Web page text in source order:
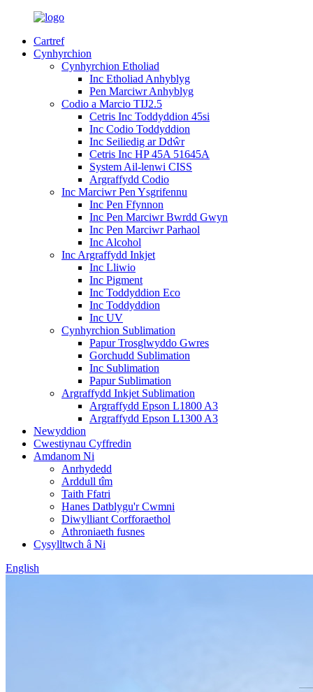
Cartref
Cynhyrchion
Cynhyrchion Etholiad
Inc Etholiad Anhyblyg
Pen Marciwr Anhyblyg
Codio a Marcio TIJ2.5
Cetris Inc Toddyddion 45si
Inc Codio Toddyddion
Inc Seiliedig ar Ddŵr
Cetris Inc HP 45A 51645A
System Ail-lenwi CISS
Argraffydd Codio
Inc Marciwr Pen Ysgrifennu
Inc Pen Ffynnon
Inc Pen Marciwr Bwrdd Gwyn
Inc Pen Marciwr Parhaol
Inc Alcohol
Inc Argraffydd Inkjet
Inc Lliwio
Inc Pigment
Inc Toddyddion Eco
Inc Toddyddion
Inc UV
Cynhyrchion Sublimation
Papur Trosglwyddo Gwres
Gorchudd Sublimation
Inc Sublimation
Papur Sublimation
Argraffydd Inkjet Sublimation
Argraffydd Epson L1800 A3
Argraffydd Epson L1300 A3
Newyddion
Cwestiynau Cyffredin
Amdanom Ni
Anrhydedd
Arddull tîm
Taith Ffatri
Hanes Datblygu'r Cwmni
Diwylliant Corfforaethol
Athroniaeth fusnes
Cysylltwch â Ni
English